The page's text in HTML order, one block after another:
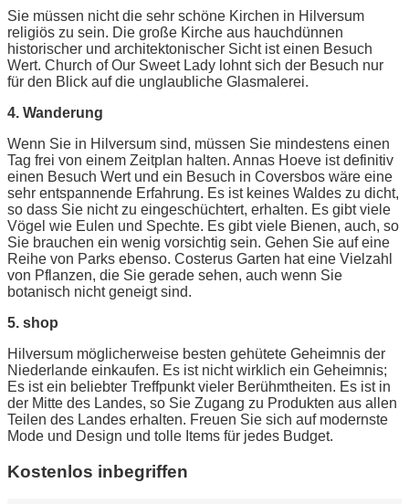
Sie müssen nicht die sehr schöne Kirchen in Hilversum
religiös zu sein. Die große Kirche aus hauchdünnen
historischer und architektonischer Sicht ist einen Besuch
Wert. Church of Our Sweet Lady lohnt sich der Besuch nur
für den Blick auf die unglaubliche Glasmalerei.
4. Wanderung
Wenn Sie in Hilversum sind, müssen Sie mindestens einen
Tag frei von einem Zeitplan halten. Annas Hoeve ist definitiv
einen Besuch Wert und ein Besuch in Coversbos wäre eine
sehr entspannende Erfahrung. Es ist keines Waldes zu dicht,
so dass Sie nicht zu eingeschüchtert, erhalten. Es gibt viele
Vögel wie Eulen und Spechte. Es gibt viele Bienen, auch, so
Sie brauchen ein wenig vorsichtig sein. Gehen Sie auf eine
Reihe von Parks ebenso. Costerus Garten hat eine Vielzahl
von Pflanzen, die Sie gerade sehen, auch wenn Sie
botanisch nicht geneigt sind.
5. shop
Hilversum möglicherweise besten gehütete Geheimnis der
Niederlande einkaufen. Es ist nicht wirklich ein Geheimnis;
Es ist ein beliebter Treffpunkt vieler Berühmtheiten. Es ist in
der Mitte des Landes, so Sie Zugang zu Produkten aus allen
Teilen des Landes erhalten. Freuen Sie sich auf modernste
Mode und Design und tolle Items für jedes Budget.
Kostenlos inbegriffen